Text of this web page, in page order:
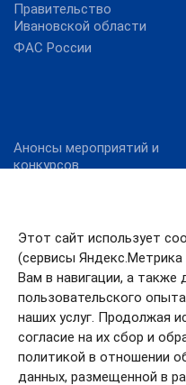
Этот сайт использует
(сервисы
Вам в навигации, а также
пользовательского
наших услуг. Продолжая
согласие на их сбор и
политикой в отношении
данных, размещенной в
Правительство
Ивановской области
ФАС России
Анонсы мероприятий и
конкурсов
энергосбережения и
повышения
энергоэффективности.
Новости